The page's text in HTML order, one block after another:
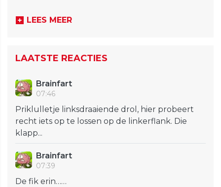
LEES MEER
LAATSTE REACTIES
Brainfart
07:46
Priklulletje linksdraaiende drol, hier probeert
recht iets op te lossen op de linkerflank. Die
klapp...
Brainfart
07:39
De fik erin……